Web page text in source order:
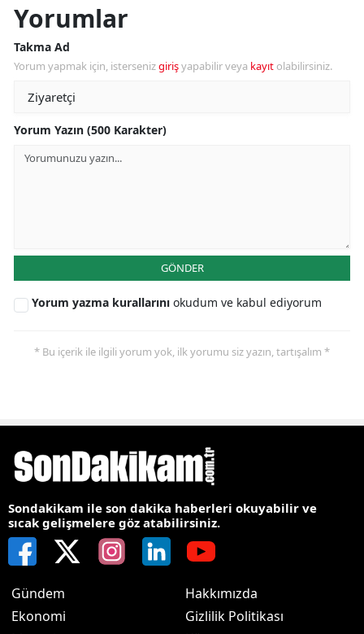
Yorumlar
Takma Ad
Yorum yapmak için, istersenizgirişyapabilir veya kayıt olabilirsiniz.
Yorum Yazın (500 Karakter)
GÖNDER
Yorum yazma kurallarını okudum ve kabul ediyorum
* Bu içerik ile ilgili yorum yok, ilk yorumu siz yazın, tartışalım *
Sondakikam ile son dakika haberleri okuyabilir ve
sıcak gelişmelere göz atabilirsiniz.
Gündem
Ekonomi
Hakkımızda
Gizlilik Politikası